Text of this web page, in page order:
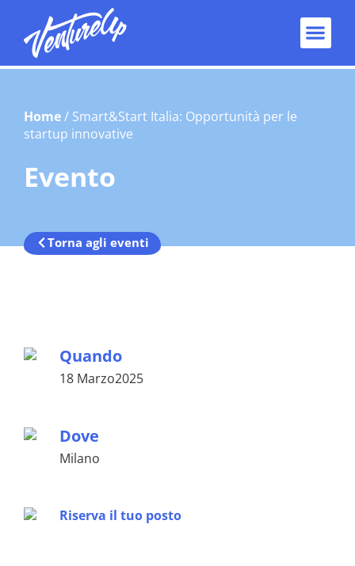
Home/ Smart&Start Italia: Opportunità per le
startup innovative
Evento
Torna agli eventi
Quando
18 Marzo2025
Dove
Milano
Riserva il tuo posto